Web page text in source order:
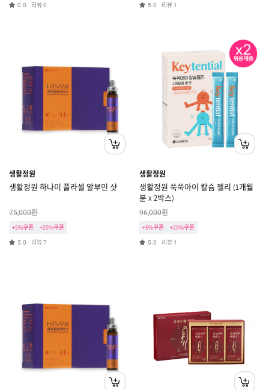
0.0 리뷰0 5.0 리뷰 1
생활정원
생활정원 하나미 플라셀 알부민 샷
75,000원
+5%쿠폰 +20%쿠폰
5.0 리뷰7
생활정원
생활정원 쑥쑥아이 칼슘 젤리 (1개월
분 x 2박스)
96,000원
+5%쿠폰 +20%쿠폰
5.0 리뷰 1